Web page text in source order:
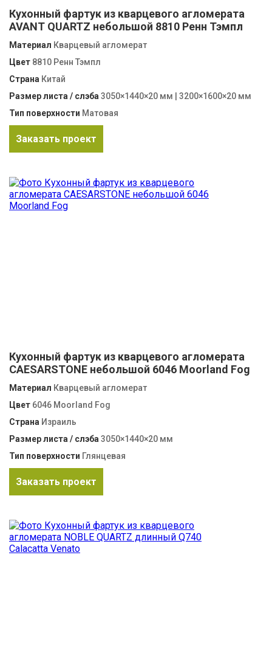
Кухонный фартук из кварцевого агломерата
AVANT QUARTZ небольшой 8810 Ренн Тэмпл
Материал Кварцевый агломерат
Цвет 8810 Ренн Тэмпл
Страна Китай
Размер листа / слэба 3050×1440×20 мм | 3200×1600×20 мм
Тип поверхности Матовая
Заказать проект
Кухонный фартук из кварцевого агломерата
CAESARSTONE небольшой 6046 Moorland Fog
Материал Кварцевый агломерат
Цвет 6046 Moorland Fog
Страна Израиль
Размер листа / слэба 3050×1440×20 мм
Тип поверхности Глянцевая
Заказать проект